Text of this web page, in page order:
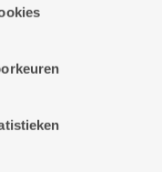
jouw toestemming
door derde
(geanonimiseerd)
gegevens